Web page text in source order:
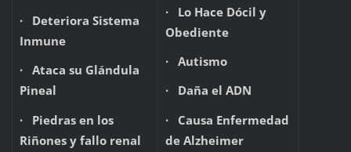
· Deteriora Sistema
Inmune
· Ataca su Glándula
Pineal
· Piedras en los
Riñones y fallo renal
· Lo Hace Dócil y
Obediente
· Autismo
· Daña el ADN
· Causa Enfermedad
de Alzheimer